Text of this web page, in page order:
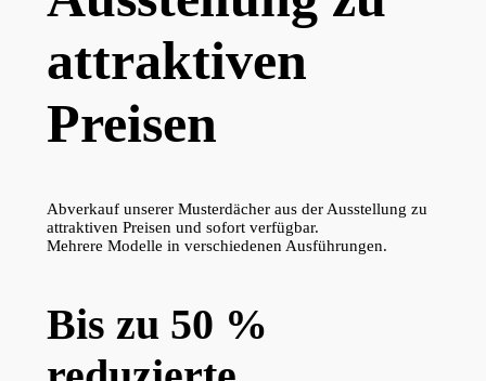
attraktiven
Preisen
Abverkauf unserer Musterdächer aus der Ausstellung zu
attraktiven Preisen und sofort verfügbar.
Mehrere Modelle in verschiedenen Ausführungen.
Bis zu 50 %